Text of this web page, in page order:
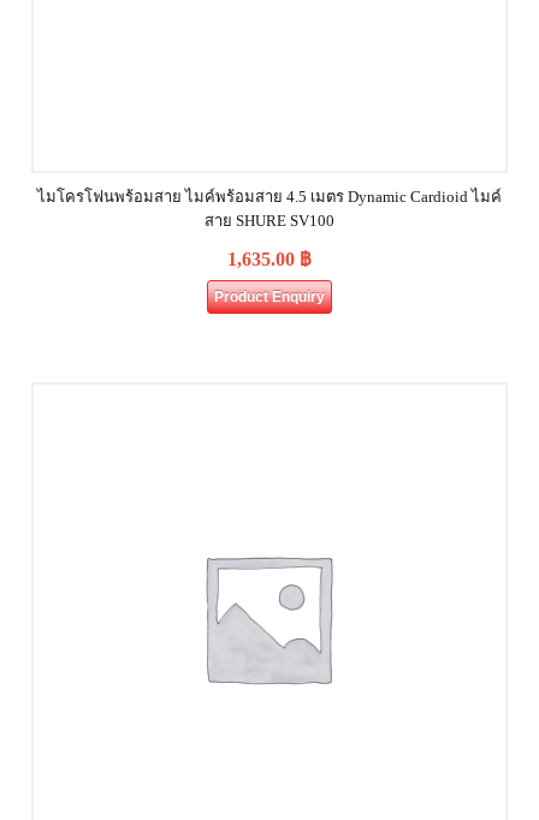
ไมโครโฟนพร้อมสาย ไมค์พร้อมสาย 4.5 เมตร Dynamic Cardioid ไมค์
สาย SHURE SV100
1,635.00 ฿
Product Enquiry